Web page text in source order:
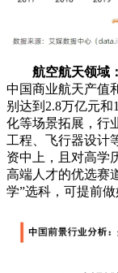
航空航天领域：
中国商业航天产值
别达到2.8万亿元
化等场景拓展，行
工程、飞行器设计
资中上，且对高学
高端人才的优选赛
学”选科，可提前做